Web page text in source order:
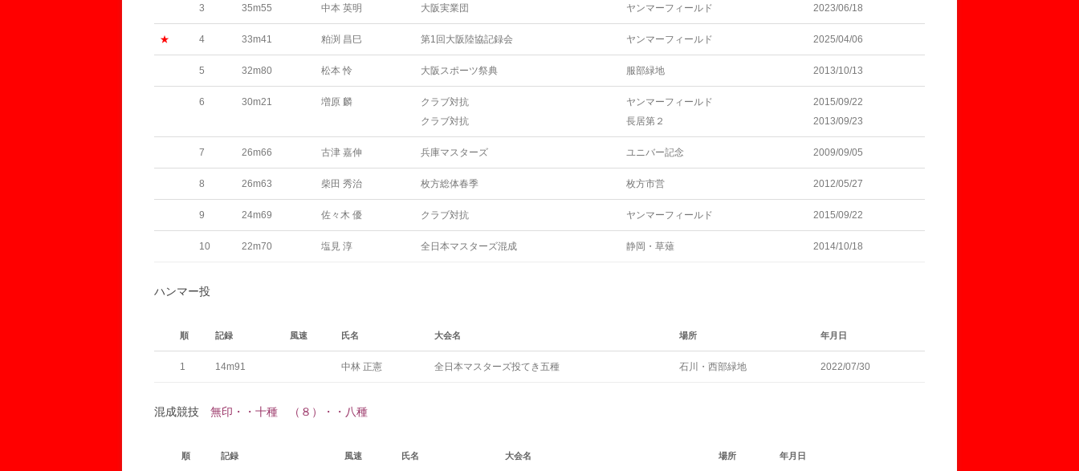
3 35m55 中本 英明 大阪実業団 ヤンマーフィールド 2023/06/18
★ 4 33m41 粕渕 昌巳 第1回大阪陸協記録会 ヤンマーフィールド 2025/04/06
5 32m80 松本 怜 大阪スポーツ祭典 服部緑地 2013/10/13
6 30m21 増原 麟
クラブ対抗
クラブ対抗
ヤンマーフィールド
長居第２
2015/09/22
2013/09/23
7 26m66 古津 嘉伸 兵庫マスターズ ユニバー記念 2009/09/05
8 26m63 柴田 秀治 枚方総体春季 枚方市営 2012/05/27
9 24m69 佐々木 優 クラブ対抗 ヤンマーフィールド 2015/09/22
10 22m70 塩見 淳 全日本マスターズ混成 静岡・草薙 2014/10/18
ハンマー投
順 記録 風速 氏名 大会名 場所 年月日
1 14m91 中林 正憲 全日本マスターズ投てき五種 石川・西部緑地 2022/07/30
混成競技 無印・・十種 （８）・・八種
順 記録 風速 氏名 大会名 場所 年月日